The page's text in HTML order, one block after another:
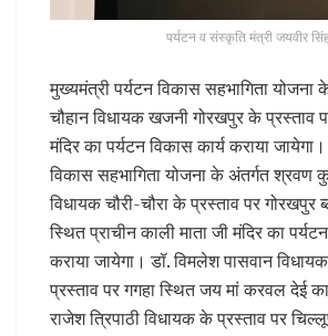
पर्यटन व संस्कृति मंत्री जयवीर
मुख्यमंत्री पर्यटन विकास सहभागिता योजना
चौहान विधायक खजनी गोरखपुर के प्रस्ताव
मंदिर का पर्यटन विकास कार्य कराया
विकास सहभागिता योजना के अंतर्गत श्रवण
विधायक चौरी-चौरा के प्रस्ताव पर गोरखपुर
स्थित प्राचीन काली माता जी मंदिर का
कराया जायेगा। डॉ. विमलेश पासवान
प्रस्ताव पर गगहा स्थित जय मां करवल देई
राजेश त्रिपाठी विधायक के प्रस्ताव पर